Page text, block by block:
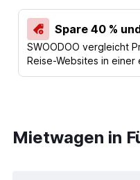
Spare 40 %
SWOODOO vergleicht
Reise-Websites in einer
Mietwagen in